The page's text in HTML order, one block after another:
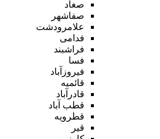
صغاد
صفاشهر
علامرودشت
فدامی
فراشبند
فسا
فیروزآباد
قائمیه
قادرآباد
قطب آباد
قطرویه
قیر